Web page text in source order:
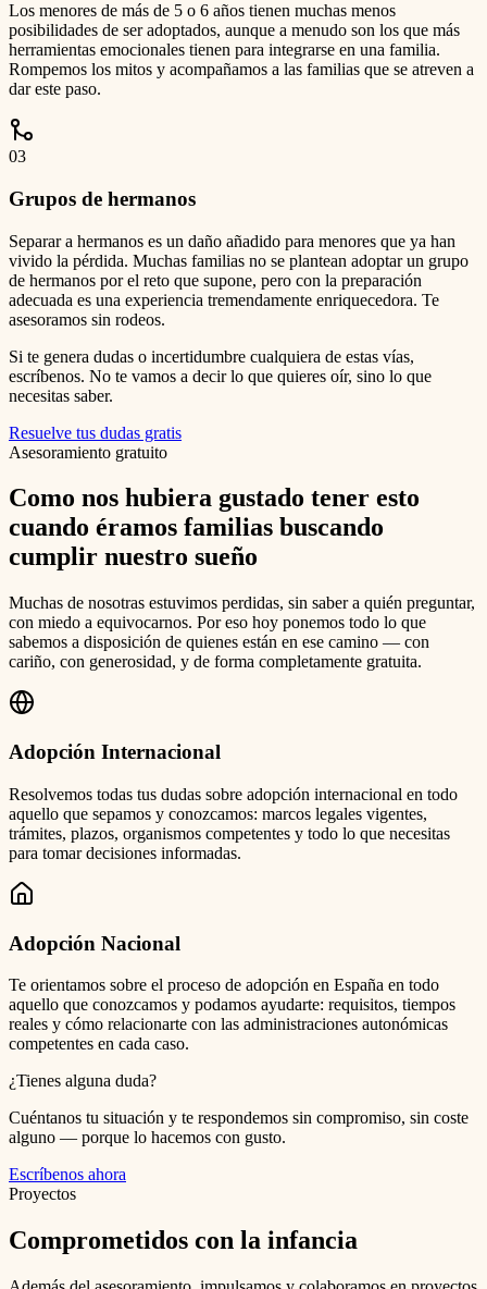
Los menores de más de 5 o 6 años tienen muchas menos
posibilidades de ser adoptados, aunque a menudo son los que más
herramientas emocionales tienen para integrarse en una familia.
Rompemos los mitos y acompañamos a las familias que se atreven a
dar este paso.
03
Grupos de hermanos
Separar a hermanos es un daño añadido para menores que ya han
vivido la pérdida. Muchas familias no se plantean adoptar un grupo
de hermanos por el reto que supone, pero con la preparación
adecuada es una experiencia tremendamente enriquecedora. Te
asesoramos sin rodeos.
Si te genera dudas o incertidumbre cualquiera de estas vías,
escríbenos. No te vamos a decir lo que quieres oír, sino lo que
necesitas saber.
Resuelve tus dudas gratis
Asesoramiento gratuito
Como nos hubiera gustado tener esto
cuando éramos familias buscando
cumplir nuestro sueño
Muchas de nosotras estuvimos perdidas, sin saber a quién preguntar,
con miedo a equivocarnos. Por eso hoy ponemos todo lo que
sabemos a disposición de quienes están en ese camino — con
cariño, con generosidad, y de forma completamente gratuita.
Adopción Internacional
Resolvemos todas tus dudas sobre adopción internacional en todo
aquello que sepamos y conozcamos: marcos legales vigentes,
trámites, plazos, organismos competentes y todo lo que necesitas
para tomar decisiones informadas.
Adopción Nacional
Te orientamos sobre el proceso de adopción en España en todo
aquello que conozcamos y podamos ayudarte: requisitos, tiempos
reales y cómo relacionarte con las administraciones autonómicas
competentes en cada caso.
¿Tienes alguna duda?
Cuéntanos tu situación y te respondemos sin compromiso, sin coste
alguno — porque lo hacemos con gusto.
Escríbenos ahora
Proyectos
Comprometidos con la infancia